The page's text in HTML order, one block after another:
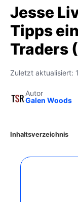
Jesse
Tipps
Traders
Zuletzt aktualisiert:
Autor
Galen Woods
Inhaltsverzeichnis